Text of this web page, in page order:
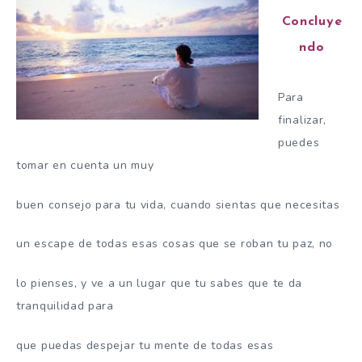
Concluye
ndo
Para
finalizar,
puedes
tomar en cuenta un muy
buen consejo para tu vida, cuando sientas que necesitas
un escape de todas esas cosas que se roban tu paz, no
lo pienses, y ve a un lugar que tu sabes que te da
tranquilidad para
que puedas despejar tu mente de todas esas